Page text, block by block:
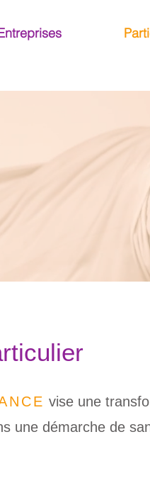
vise une
une démarche de